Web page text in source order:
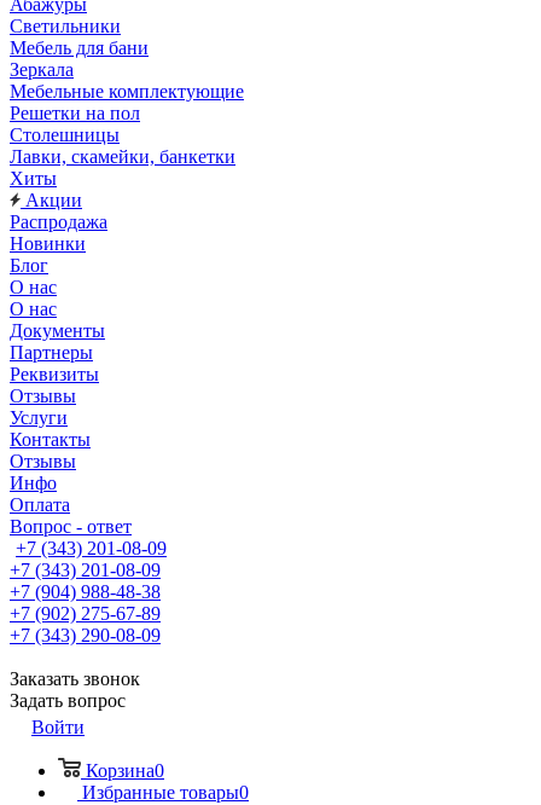
Абажуры
Светильники
Мебель для бани
Зеркала
Мебельные комплектующие
Решетки на пол
Столешницы
Лавки, скамейки, банкетки
Хиты
Акции
Распродажа
Новинки
Блог
О нас
О нас
Документы
Партнеры
Реквизиты
Отзывы
Услуги
Контакты
Отзывы
Инфо
Оплата
Вопрос - ответ
+7 (343) 201-08-09
+7 (343) 201-08-09
+7 (904) 988-48-38
+7 (902) 275-67-89
+7 (343) 290-08-09
Заказать звонок
Задать вопрос
Войти
Корзина0
Избранные товары0